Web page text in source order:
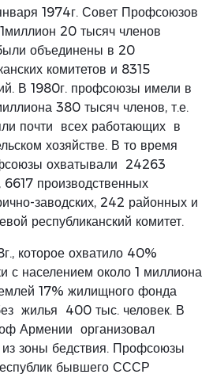
1974г. Совет Профсоюзов
20 тысяч членов
объединены в 20
комитетов и 8315
В 1980г. профсоюзы имели в
380 тысяч членов, т.е.
почти всех работающих в
хозяйстве. В то время
охватывали 24263
производственных
заводских, 242 районных и
республиканский комитет.
которое охватило 40%
с населением около 1 миллиона
17% жилищного фонда
жилья 400 тыс. человек. В
Армении организовал
зоны бедствия. Профсоюзы
бывшего СССР